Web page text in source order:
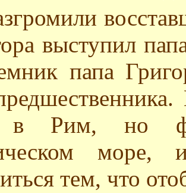
выступил
папа
в Рим, но
тем, что